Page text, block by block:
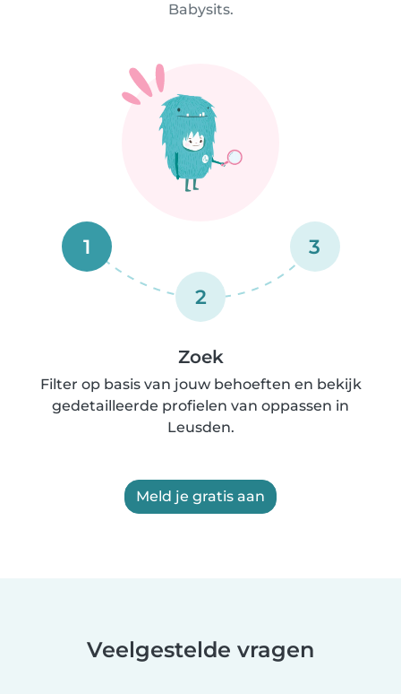
Babysits.
1
2
3
Zoek
Filter op basis van jouw behoeften en bekijk
gedetailleerde profielen van oppassen in
Leusden.
Meld je gratis aan
Veelgestelde vragen